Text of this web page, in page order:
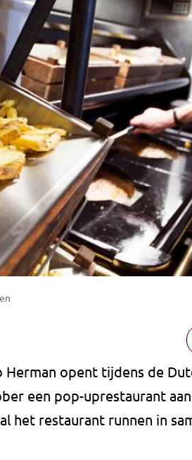
opent tijdens de
een pop-uprestaurant
het restaurant runnen in